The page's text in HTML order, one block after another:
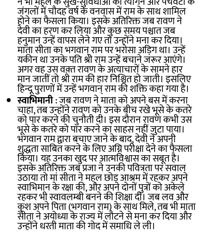
जंगलों में चौदह वर्ष के वनवास में राम के साथ शामिल
होने का फैसला किया। इसके अतिरिक्त जब रावण ने
देवी का हरण कर लिया और कुछ समय पश्चात जब
हनुमान उन्हें वापस लेने गए तो उन्होंने मना कर दिया।
माता सीता का भगवान् राम पर भरोसा अड़िग था। उन्हें
यकीन था उनके पति श्री राम उन्हें बचाने जरूर आएंगे।
अगर वह उस वक़्त रावण के अत्याचारों के सामने हार
मान जातीं तो श्री राम की हार निश्चित हो जाती। इसलिए
हिन्दू पुराणों में उन्हें भगवान् राम की शक्ति कहा गया है।
स्वाभिमानी: जब रावण ने माता को अपने बस में करना
चाहा, तब उन्होंने रावण को उनके बीच रखे भूसे के कतरे
को पार करने की चुनौती दी। इस दौरान रावण कभी उस
भूसे के कतरे को पार करने का साहस नहीं जुटा पाया।
भगवान राम द्वारा बचाए जाने के बाद, देवी ने अपनी
शुद्धता साबित करने के लिए अग्नि परीक्षा देने का फैसला
किया। यह उनका खुद पर आत्मविश्वास का सबूत है।
इसके अतिरिक्त जब प्रजा ने उनकी पवित्रता पर सवाल
उठाया तो मां सीता ने महल छोड़ आश्रम में रहकर अपने
स्वाभिमान के रक्षा की, और अपने दोनों पुत्रों को अकेले
रहकर भी स्वावलम्बी बनने की शिक्षा दी। जब लव और
कुश अपने पिता (भगवान राम) के साथ मिले, तब भी माता
सीता ने अयोध्या के राज्य में लौटने से मना कर दिया और
उन्होंने धरती माता की गोद में समाधि ले ली।